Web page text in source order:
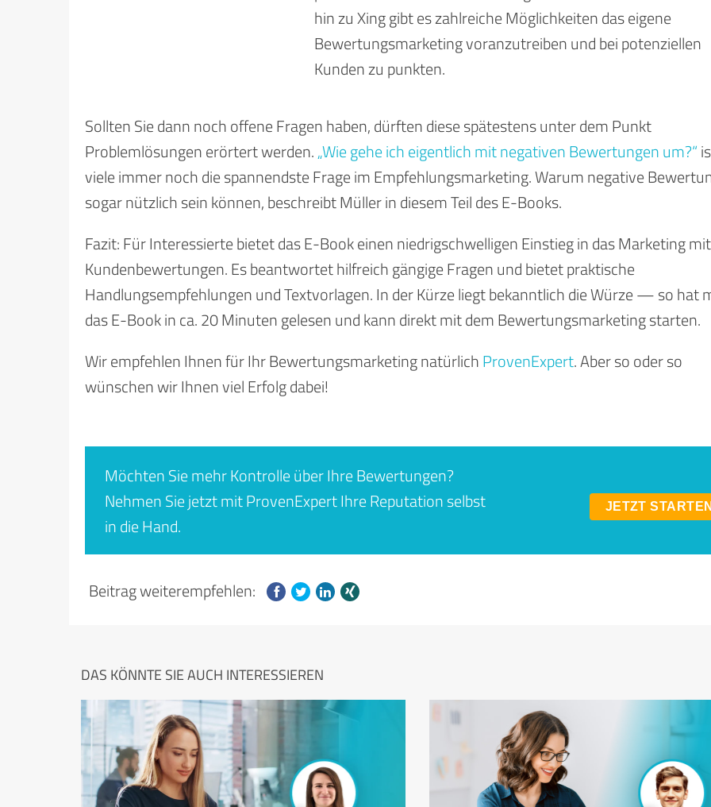
hin zu Xing gibt es zahlreiche Möglichkeiten das eigene
Bewertungsmarketing voranzutreiben und bei potenziellen
Kunden zu punkten.
Sollten Sie dann noch offene Fragen haben, dürften diese spätestens unter dem Punkt
Problemlösungen erörtert werden. „Wie gehe ich eigentlich mit negativen Bewertungen um?“
viele immer noch die spannendste Frage im Empfehlungsmarketing. Warum negative
sogar nützlich sein können, beschreibt Müller in diesem Teil des E-Books.
Fazit: Für Interessierte bietet das E-Book einen niedrigschwelligen Einstieg in das Marketing mit
Kundenbewertungen. Es beantwortet hilfreich gängige Fragen und bietet praktische
Handlungsempfehlungen und Textvorlagen. In der Kürze liegt bekanntlich die Würze — so hat
das E-Book in ca. 20 Minuten gelesen und kann direkt mit dem Bewertungsmarketing starten.
Wir empfehlen Ihnen für Ihr Bewertungsmarketing natürlich ProvenExpert. Aber so oder so
wünschen wir Ihnen viel Erfolg dabei!
Möchten Sie mehr Kontrolle über Ihre Bewertungen?
Nehmen Sie jetzt mit ProvenExpert Ihre Reputation selbst
in die Hand.
JETZT STARTEN
Beitrag weiterempfehlen:
DAS KÖNNTE SIE AUCH INTERESSIEREN